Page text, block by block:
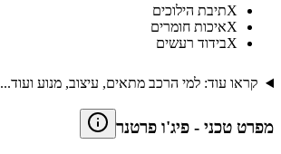
Xתיבת הילוכים
Xאיכות חומרים
Xבידוד רעשים
קראו עוד: למי הרכב מתאים, עיצוב, מנוע ועוד...
מפרט טכני - פיג'ו פרטנר